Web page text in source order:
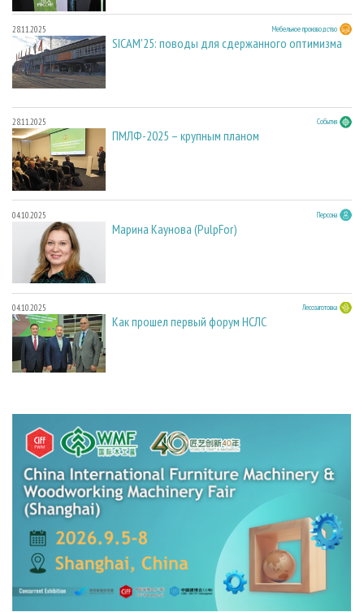
28.11.2025 Мебельное производство
SICAM'25: поводы для сдержанного оптимизма
28.11.2025 События
ПМЛФ-2025 – крупным планом
04.10.2025 Персона
Марина Каунова (PulpFor)
04.10.2025 Лесозаготовка
Как прошел первый форум НСЛС